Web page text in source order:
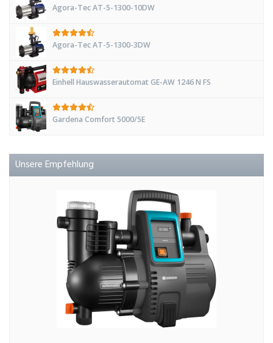
Agora-Tec AT-5-1300-10DW
Agora-Tec AT-5-1300-3DW
Einhell Hauswasserautomat GE-AW 1246 N FS
Gardena Comfort 5000/5E
Unsere Empfehlung